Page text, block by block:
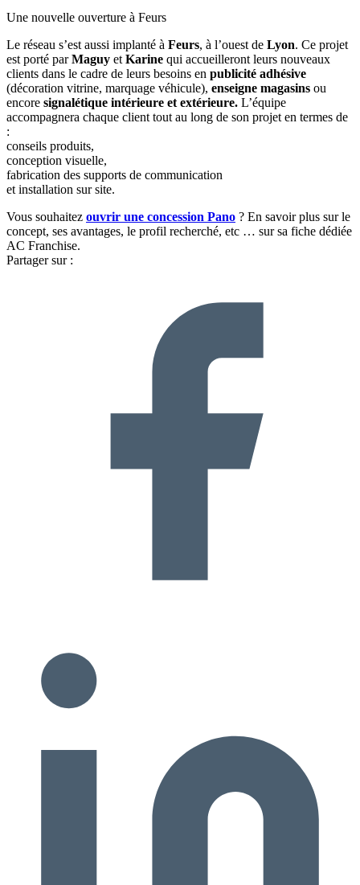
Une nouvelle ouverture à Feurs
Le réseau s’est aussi implanté à Feurs, à l’ouest de Lyon. Ce projet
est porté parMaguy et Karine qui accueilleront leurs nouveaux
clients dans le cadre de leurs besoins en publicité adhésive
(décoration vitrine, marquage véhicule), enseigne magasins ou
encore signalétique intérieure et extérieure. L’équipe
accompagnera chaque client tout au long de son projet en termes de
:
conseils produits,
conception visuelle,
fabrication des supports de communication
et installation sur site.
Vous souhaitez ouvrir une concession Pano ? En savoir plus sur le
concept, ses avantages, le profil recherché, etc … sur sa fiche dédiée
AC Franchise.
Partager sur :